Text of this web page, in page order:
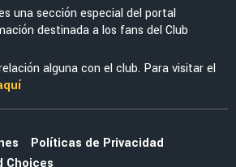
alineación confirmada de
enfrentar a Améica